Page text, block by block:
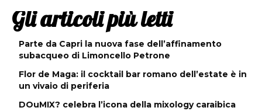
Gli articoli più letti
Parte da Capri la nuova fase dell’affinamento
subacqueo di Limoncello Petrone
Flor de Maga: il cocktail bar romano dell’estate è in
un vivaio di periferia
DOuMIX? celebra l’icona della mixology caraibica